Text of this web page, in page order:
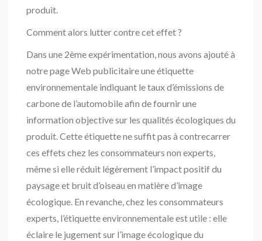
produit.
Comment alors lutter contre cet effet ?
Dans une 2ème expérimentation, nous avons ajouté à
notre page Web publicitaire une étiquette
environnementale indiquant le taux d’émissions de
carbone de l’automobile afin de fournir une
information objective sur les qualités écologiques du
produit. Cette étiquette ne suffit pas à contrecarrer
ces effets chez les consommateurs non experts,
même si elle réduit légèrement l’impact positif du
paysage et bruit d’oiseau en matière d’image
écologique. En revanche, chez les consommateurs
experts, l’étiquette environnementale est utile : elle
éclaire le jugement sur l’image écologique du